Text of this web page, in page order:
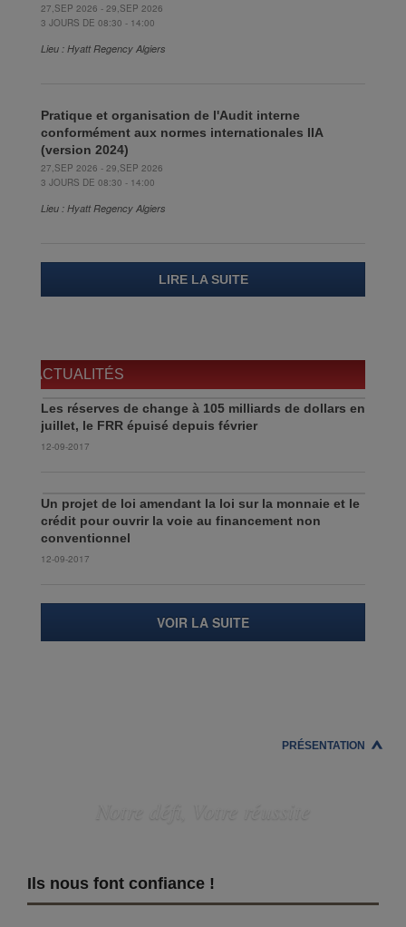
27,SEP 2026 - 29,SEP 2026
3 JOURS DE 08:30 - 14:00
Lieu : Hyatt Regency Algiers
Pratique et organisation de l'Audit interne
conformément aux normes internationales IIA
(version 2024)
27,SEP 2026 - 29,SEP 2026
3 JOURS DE 08:30 - 14:00
Lieu : Hyatt Regency Algiers
LIRE LA SUITE
ACTUALITÉS
Les réserves de change à 105 milliards de dollars en
juillet, le FRR épuisé depuis février
12-09-2017
Un projet de loi amendant la loi sur la monnaie et le
crédit pour ouvrir la voie au financement non
conventionnel
12-09-2017
VOIR LA SUITE
PRÉSENTATION
Ils nous font confiance !